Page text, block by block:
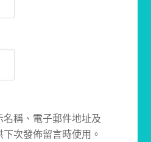
名稱、電子郵件地址及
次發佈留言時使用。